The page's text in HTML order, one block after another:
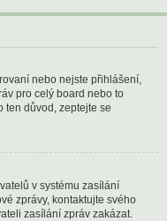
nebo nejste přihlášení,
pro celý board nebo to
ten důvod, zeptejte se
v systému zasílání
zprávy, kontaktujte svého
zasílání zpráv zakázat.